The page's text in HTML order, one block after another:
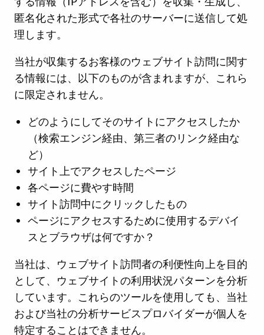
匿名化された形式で各社のサーバーに送信して処
理します。
当社が収集するお客様のウェブサイト訪問に関す
る情報には、以下のものが含まれますが、これら
に限定されません。
どのようにしてそのサイトにアクセスしたか
（検索エンジン経由、第三者のリンク経由な
ど）
サイト上でアクセスしたページ
各ページに費やす時間
サイト訪問中にクリックしたもの
ページにアクセスするために使用するデバイ
スとブラウザは何ですか？
当社は、ウェブサイト訪問者の利便性向上を目的
として、ウェブサイトの利用状況パターンを分析
しています。これらのツールを使用しても、当社
および当社の分析サービスプロバイダーが個人を
特定することはできません。